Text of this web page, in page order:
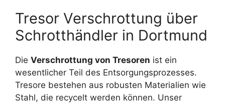
Tresor Verschrottung über
Schrotthändler in Dortmund
Die Verschrottung von Tresoren ist ein
wesentlicher Teil des Entsorgungsprozesses.
Tresore bestehen aus robusten Materialien wie
Stahl, die recycelt werden können. Unser